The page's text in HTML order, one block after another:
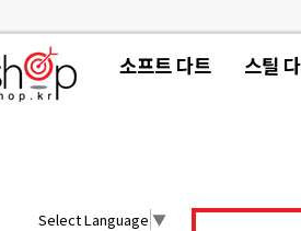
소프트 다트 스틸
Select Language ▼